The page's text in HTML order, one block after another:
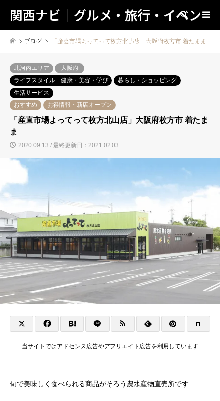
関西ナビ｜グルメ・旅行・イベン
トの地域情報の総合検索サイト！
検索
ブログ 「産直市場よってって枚方北山店」大阪府枚方市 着たまま
北河内エリア
大阪府
ライフスタイル 健康・美容・学び
暮らし・ショッピング
生活サービス
おすすめ
お得情報・新店オープン
「産直市場よってって枚方北山店」大阪府枚方市 着たま
ま
2020.09.13 / 最終更新日：2021.02.03
当サイトではアドセンス広告やアフリエイト広告を利用しています
旬で美味しく食べられる商品がそろう農水産物直売所です